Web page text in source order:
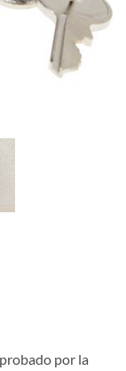
por la